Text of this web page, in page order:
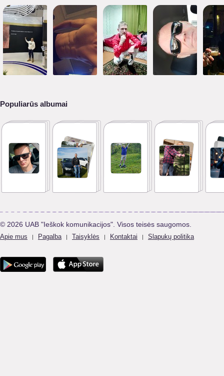
Populiarūs albumai
© 2026 UAB "Ieškok komunikacijos". Visos teisės saugomos.
Apie mus | Pagalba | Taisyklės | Kontaktai | Slapukų politika